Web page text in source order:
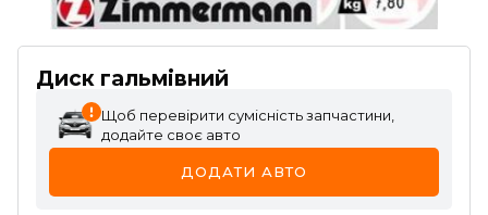
Диск гальмівний
Щоб перевірити сумісність запчастини,
додайте своє авто
ДОДАТИ АВТО